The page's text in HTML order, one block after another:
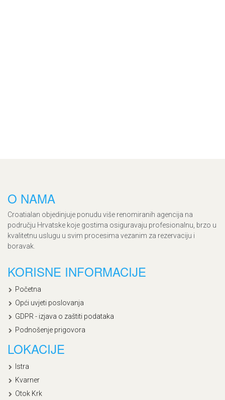
O NAMA
Croatialan objedinjuje ponudu više renomiranih agencija na
području Hrvatske koje gostima osiguravaju profesionalnu, brzo u
kvalitetnu uslugu u svim procesima vezanim za rezervaciju i
boravak.
KORISNE INFORMACIJE
Početna
Opći uvjeti poslovanja
GDPR - izjava o zaštiti podataka
Podnošenje prigovora
LOKACIJE
Istra
Kvarner
Otok Krk